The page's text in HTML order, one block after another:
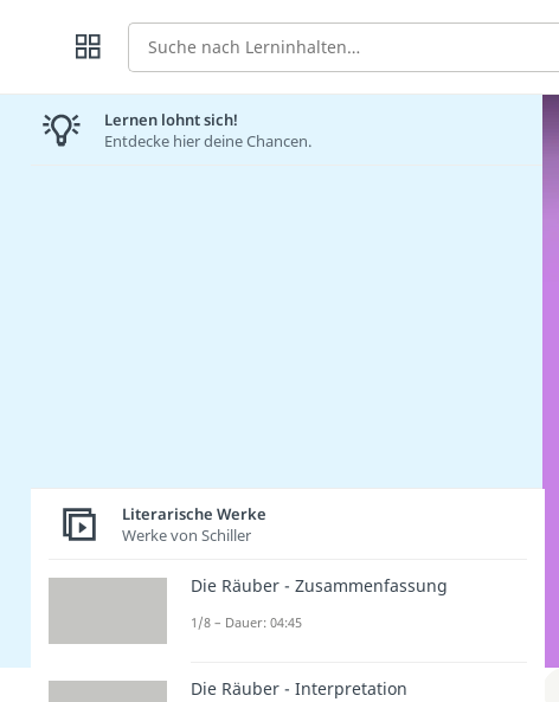
Suche
Lernen lohnt sich!
Entdecke hier deine Chancen.
Literarische Werke
Werke von Schiller
Die Räuber - Zusammenfassung
1/8 – Dauer: 04:45
Die Räuber - Interpretation